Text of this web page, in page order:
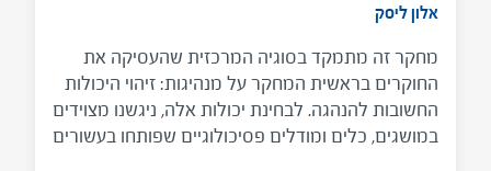
אלון ליסק
מחקר זה מתמקד בסוגיה המרכזית שהעסיקה את
החוקרים בראשית המחקר על מנהיגות: זיהוי היכולות
החשובות להנהגה. לבחינת יכולות אלה, ניגשנו מצוידים
במושגים, כלים ומודלים פסיכולוגיים שפותחו בעשורים